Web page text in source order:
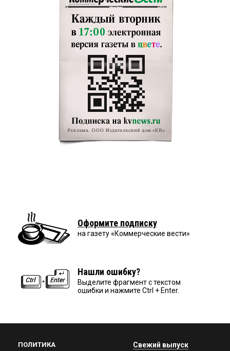
Оформите подписку
на газету «Коммерческие вести»
Нашли ошибку?
Выделите фрагмент с текстом
ошибки и нажмите Ctrl + Enter.
ПОЛИТИКА Свежий выпуск